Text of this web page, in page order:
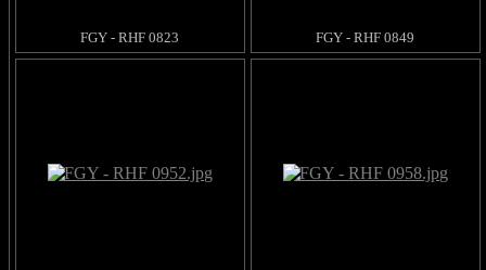
FGY - RHF 0823 FGY - RHF 0849